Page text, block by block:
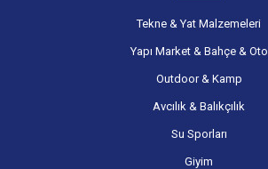
Tekne & Yat Malzemeleri
Yapı Market & Bahçe & Oto
Outdoor & Kamp
Avcılık & Balıkçılık
Su Sporları
Giyim